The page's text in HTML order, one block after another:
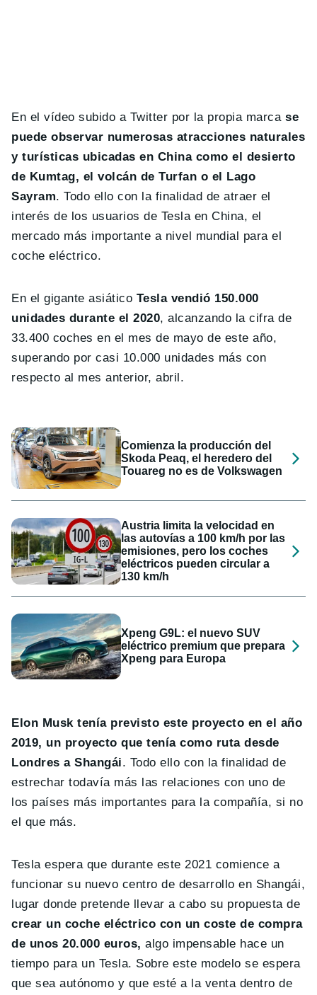
En el vídeo subido a Twitter por la propia marca se
puede observar numerosas atracciones naturales
y turísticas ubicadas en China como el desierto
de Kumtag, el volcán de Turfan o el Lago
Sayram. Todo ello con la finalidad de atraer el
interés de los usuarios de Tesla en China, el
mercado más importante a nivel mundial para el
coche eléctrico.
En el gigante asiático Tesla vendió 150.000
unidades durante el 2020, alcanzando la cifra de
33.400 coches en el mes de mayo de este año,
superando por casi 10.000 unidades más con
respecto al mes anterior, abril.
Comienza la producción del
Skoda Peaq, el heredero del
Touareg no es de Volkswagen
Austria limita la velocidad en
las autovías a 100 km/h por las
emisiones, pero los coches
eléctricos pueden circular a
130 km/h
Xpeng G9L: el nuevo SUV
eléctrico premium que prepara
Xpeng para Europa
Elon Musk tenía previsto este proyecto en el año
2019, un proyecto que tenía como ruta desde
Londres a Shangái. Todo ello con la finalidad de
estrechar todavía más las relaciones con uno de
los países más importantes para la compañía, si no
el que más.
Tesla espera que durante este 2021 comience a
funcionar su nuevo centro de desarrollo en Shangái,
lugar donde pretende llevar a cabo su propuesta de
crear un coche eléctrico con un coste de compra
de unos 20.000 euros, algo impensable hace un
tiempo para un Tesla. Sobre este modelo se espera
que sea autónomo y que esté a la venta dentro de